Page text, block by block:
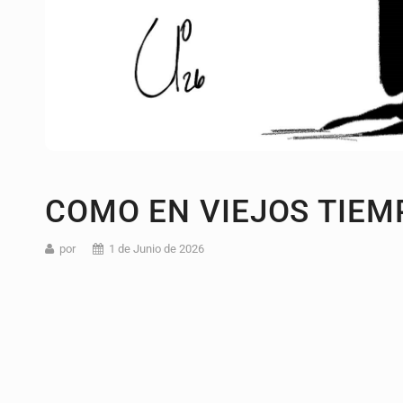
COMO EN VIEJOS
por 1 de Junio de 2026